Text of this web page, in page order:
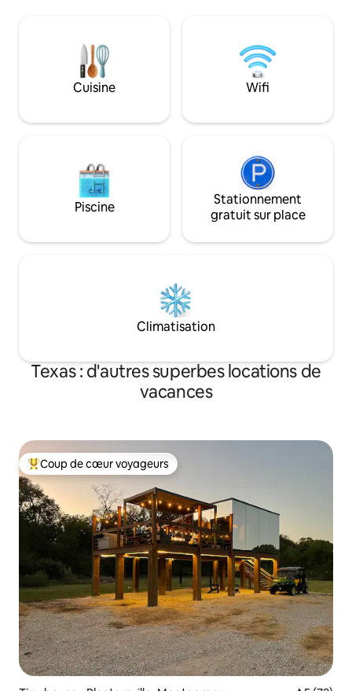
détendre sur un immense porche
arrière, de vous prélasser dans le jacuzzi,
de vous reposer sur le lit à baldaquin, de
vous promener le long des sentiers ou
Wooded Bliss le vôtre et ravivez votre
dans les arbres
le confort
fantaisie.
Cuisine Wifi
Piscine
Stationnement
gratuit sur place
Climatisation
Texas : d'autres superbes locations de
vacances
Coups de cœur voyageurs les plus appréciés
Coup de cœur voyageurs